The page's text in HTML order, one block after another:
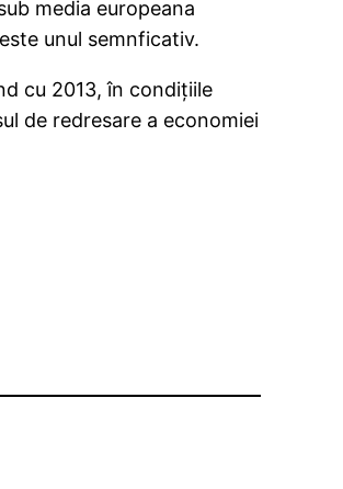
media europeana
unul semnficativ.
cu 2013, în condiţiile
de redresare a economiei